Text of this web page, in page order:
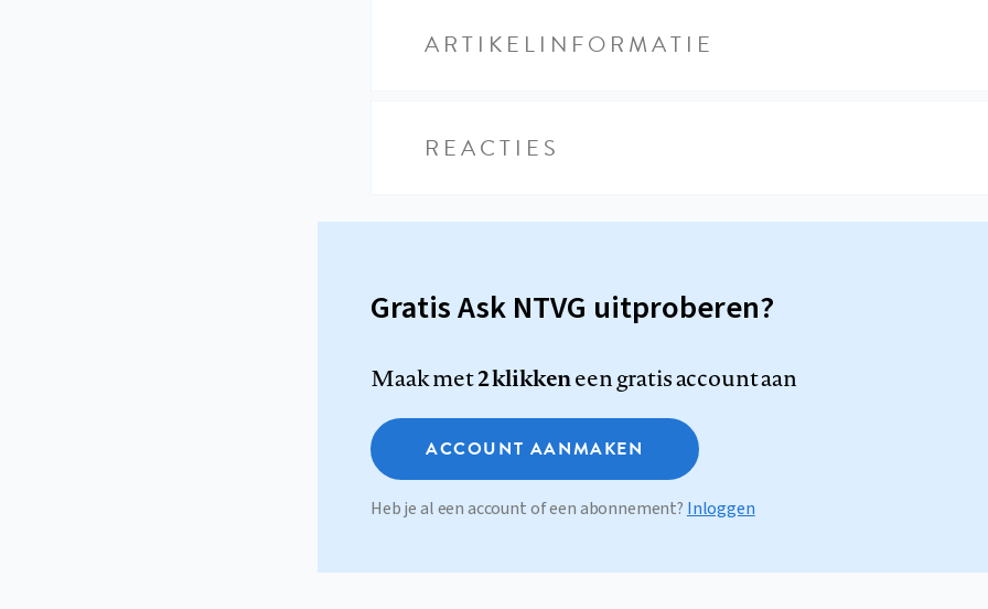
ARTIKELINFORMATIE
REACTIES
Gratis Ask NTVG uitproberen?
Maak met2 klikkeneen gratis account aan
ACCOUNT AANMAKEN
Heb je al een account of een abonnement? Inloggen